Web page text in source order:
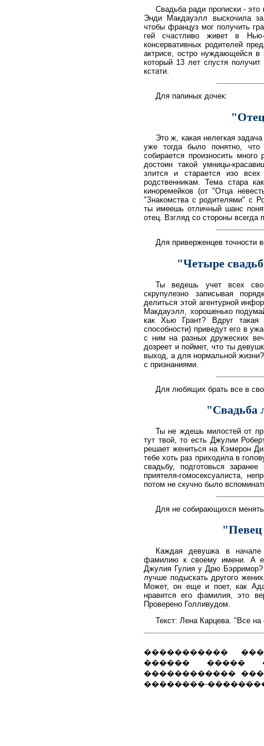
Свадьба ради прописки -
Энди Макдауэлл выскочила
чтобы француз мог получить
гей счастливо живет в
консервативных родителей
актрисе, остро нуждающейся в
который 13 лет спустя
кстати.
Для папиных дочек:
Это ж, какая нелегкая
уже тогда было понятно,
собирается произносить
достоин такой умницы-
злится и старается изо всех
родственникам. Тема стара
киноремейков (от "Отца
"Знакомства с родителями" с
ты имеешь отличный шанс
отец. Взгляд со стороны всегда
Для приверженцев точности
"Четыре
Ты ведешь учет всех
скрупулезно записывая
делиться этой агентурной
Макдауэлл, хорошенько
как Хью Грант? Вдруг такая
способности) приведут его в
с ним на разных дружеских
дозреет и поймет, что ты
выход, а для нормальной
с признаниями.
Для любящих брать все в
"Свадьба
Ты не ждешь милостей от
тут твой, то есть Джулии
решает жениться на Кэмерон
тебе хоть раз приходила в
свадьбу, подготовься
приятеля-гомосексуалиста,
потом не скучно было
Для не собирающихся
"Певец
Каждая девушка в начале
фамилию к своему имени. А
Джулия Гулия у Дрю
лучше подыскать другого
Может, он еще и поет, как
нравится его фамилия, это
Проверено Голливудом.
Текст: Лена Карцева. "Все
�����������
������ �����
������������
��������-